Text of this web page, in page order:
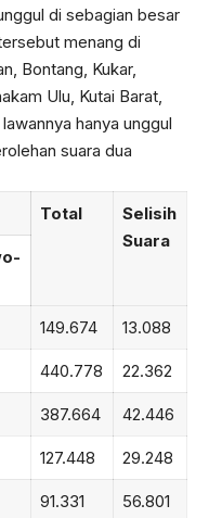
di sebagian besar
menang di
Bontang, Kukar,
Ulu, Kutai Barat,
hanya unggul
suara dua
Total
Selisih
Suara
149.674 13.088
440.778 22.362
387.664 42.446
127.448 29.248
91.331 56.801